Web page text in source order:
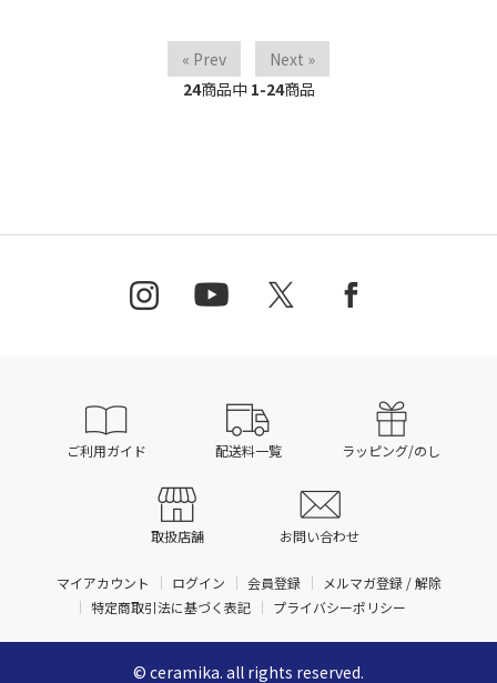
« Prev
Next »
24商品中 1-24商品
ご利用ガイド 配送料一覧 ラッピング/のし
取扱店舗 お問い合わせ
マイアカウント ログイン 会員登録
メルマガ登録 / 解除
特定商取引法に基づく表記
プライバシーポリシー
© ceramika. all rights reserved.